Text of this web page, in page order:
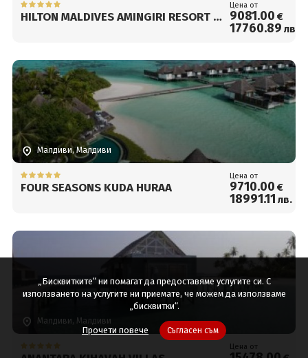
HILTON MALDIVES AMINGIRI RESORT &
Цена от
9081.00 €
17760.89 лв.
Малдиви, Малдиви
FOUR SEASONS KUDA HURAA
Цена от
9710.00 €
18991.11 лв.
Малдиви, Малдиви
Цена от
„Бисквитките“ ни помагат да предоставяме услугите си. С
използването на услугите ни приемате, че можем да използваме
„бисквитки“.
Прочети повече Съгласен съм